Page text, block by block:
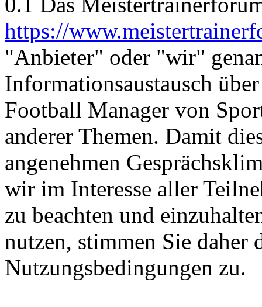
https://
"Anbieter" oder "wir"
Informationsaustausch
Football Manager von
anderer Themen. Damit
angenehmen
wir im Interesse aller
zu beachten und
nutzen, stimmen Sie daher
Nutzungsbedingungen zu.